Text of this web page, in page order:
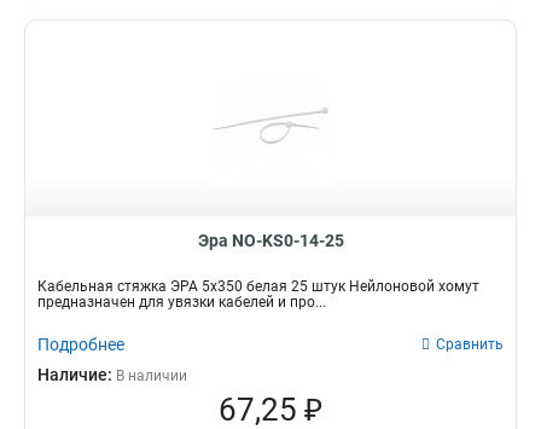
Эра NO-KS0-14-25
Кабельная стяжка ЭРА 5х350 белая 25 штук Нейлоновой хомут
предназначен для увязки кабелей и про...
Подробнее Сравнить
Наличие: В наличии
67,25 ₽